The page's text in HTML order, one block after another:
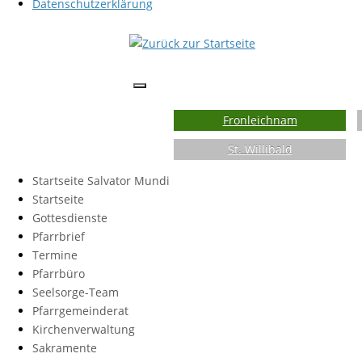
Datenschutzerklärung
Fronleichnam
St. Willibald
Startseite Salvator Mundi
Startseite
Gottesdienste
Pfarrbrief
Termine
Pfarrbüro
Seelsorge-Team
Pfarrgemeinderat
Kirchenverwaltung
Sakramente